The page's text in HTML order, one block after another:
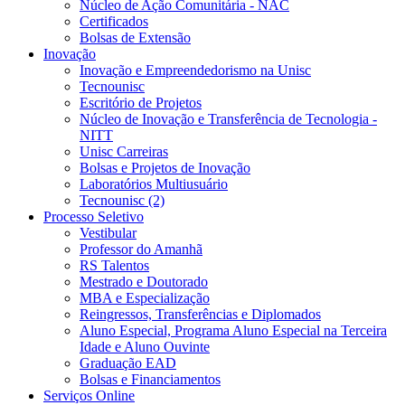
Núcleo de Ação Comunitária - NAC
Certificados
Bolsas de Extensão
Inovação
Inovação e Empreendedorismo na Unisc
Tecnounisc
Escritório de Projetos
Núcleo de Inovação e Transferência de Tecnologia -
NITT
Unisc Carreiras
Bolsas e Projetos de Inovação
Laboratórios Multiusuário
Tecnounisc (2)
Processo Seletivo
Vestibular
Professor do Amanhã
RS Talentos
Mestrado e Doutorado
MBA e Especialização
Reingressos, Transferências e Diplomados
Aluno Especial, Programa Aluno Especial na Terceira
Idade e Aluno Ouvinte
Graduação EAD
Bolsas e Financiamentos
Serviços Online